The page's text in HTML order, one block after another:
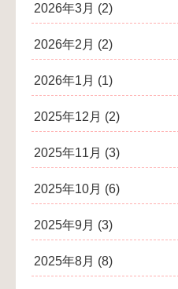
2026年3月 (2)
2026年2月 (2)
2026年1月 (1)
2025年12月 (2)
2025年11月 (3)
2025年10月 (6)
2025年9月 (3)
2025年8月 (8)